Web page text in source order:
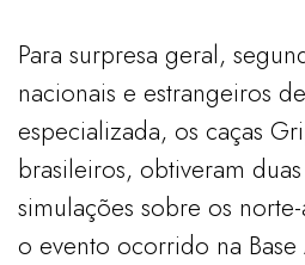
Para surpresa geral,
nacionais e estrangeiros
especializada, os caças
brasileiros, obtiveram
simulações sobre os
o evento ocorrido na